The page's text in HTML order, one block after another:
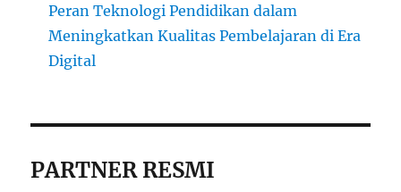
Peran Teknologi Pendidikan dalam
Meningkatkan Kualitas Pembelajaran di Era
Digital
PARTNER RESMI